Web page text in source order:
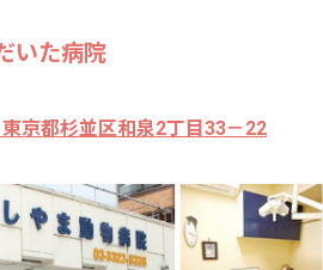
いた病院
京都杉並区和泉2丁目33－22